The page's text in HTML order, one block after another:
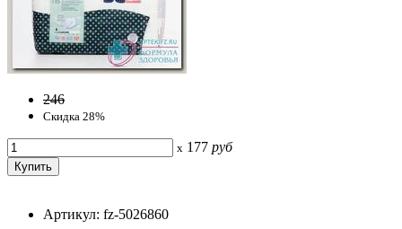
246
Скидка 28%
x 177 руб
Артикул: fz-5026860